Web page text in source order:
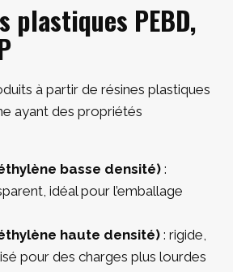
plastiques PEBD,
à partir de résines plastiques
ayant des propriétés
basse densité) :
idéal pour l’emballage
haute densité) : rigide,
pour des charges plus lourdes